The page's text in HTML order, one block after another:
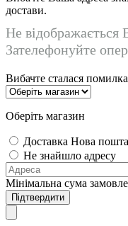
достави.
Не відображається
Зателефонуйте
Вибачте сталася
Оберіть магазин
Доставка Нова пошта
Не знайшло адресу
Мінімальна сума
Підтвердити